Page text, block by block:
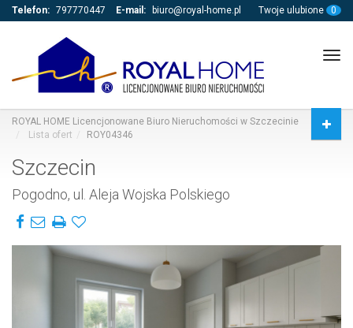
Telefon: 797770447 E-mail: biuro@royal-home.pl Twoje ulubione 0
ROYAL HOME Licencjonowane Biuro Nieruchomości w Szczecinie
Lista ofert
ROY04346
Szczecin
Pogodno, ul. Aleja Wojska Polskiego